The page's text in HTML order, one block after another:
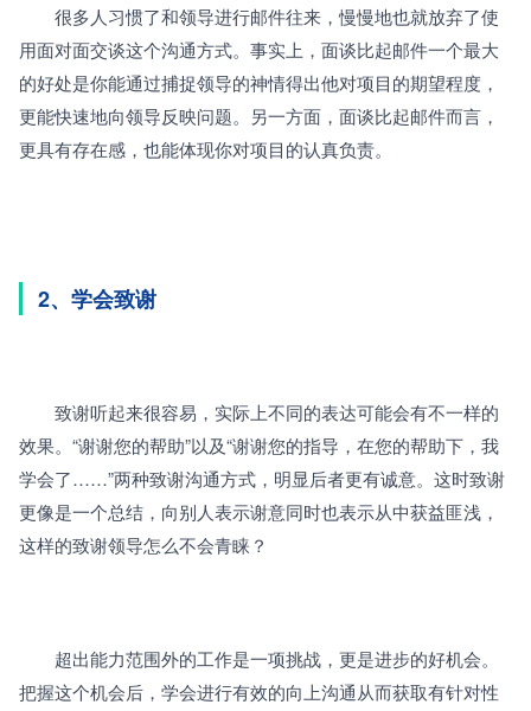
很多人习惯了和领导进行邮件往来，慢慢地也就放弃了使
用面对面交谈这个沟通方式。事实上，面谈比起邮件一个最大
的好处是你能通过捕捉领导的神情得出他对项目的期望程度，
更能快速地向领导反映问题。另一方面，面谈比起邮件而言，
更具有存在感，也能体现你对项目的认真负责。
2、学会致谢
致谢听起来很容易，实际上不同的表达可能会有不一样的
效果。“谢谢您的帮助”以及“谢谢您的指导，在您的帮助下，我
学会了……”两种致谢沟通方式，明显后者更有诚意。这时致谢
更像是一个总结，向别人表示谢意同时也表示从中获益匪浅，
这样的致谢领导怎么不会青睐？
超出能力范围外的工作是一项挑战，更是进步的好机会。
把握这个机会后，学会进行有效的向上沟通从而获取有针对性